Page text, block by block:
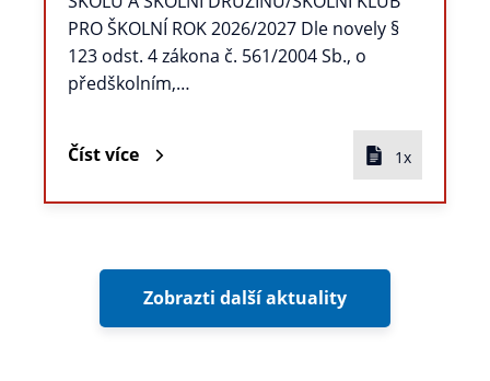
PRO ŠKOLNÍ ROK 2026/2027 Dle novely §
123 odst. 4 zákona č. 561/2004 Sb., o
předškolním,…
Číst více 1x
Zobrazti další aktuality